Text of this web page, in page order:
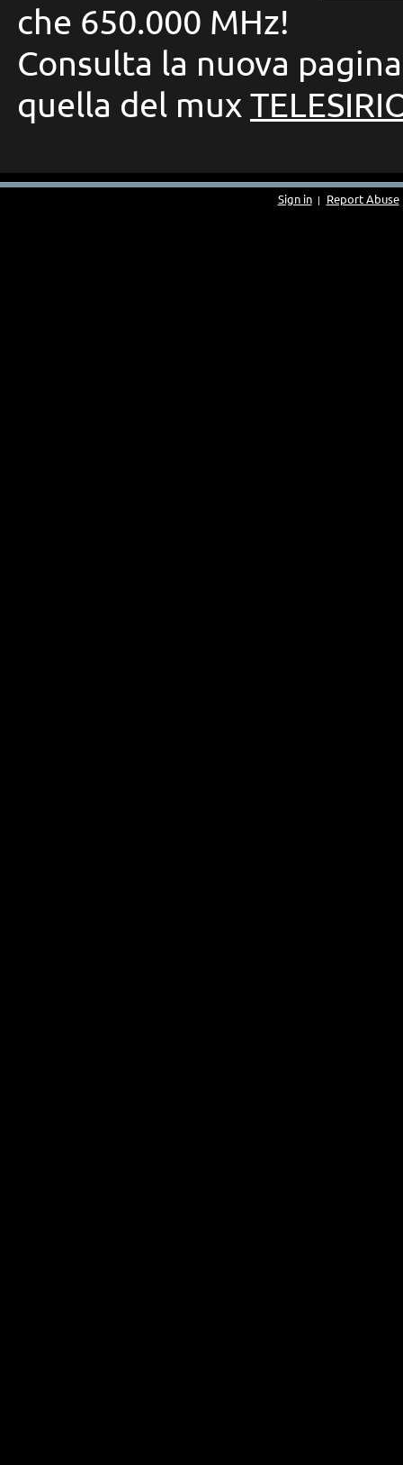
che 650.000 MHz!
Consulta la nuova
quella del mux
Sign in | Report Abuse